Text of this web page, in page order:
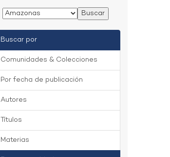
Buscar por
Comunidades & Colecciones
Por fecha de publicación
Autores
Títulos
Materias